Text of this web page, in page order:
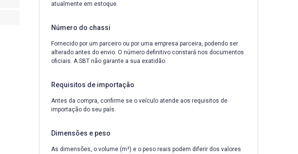
atualmente em estoque.
Número do chassi
Fornecido por um parceiro ou por uma empresa parceira, podendo ser
alterado antes do envio. O número definitivo constará nos documentos
oficiais. A SBT não garante a sua exatidão.
Requisitos de importação
Antes da compra, confirme se o veículo atende aos requisitos de
importação do seu país.
Dimensões e peso
As dimensões, o volume (m³) e o peso reais podem diferir dos valores